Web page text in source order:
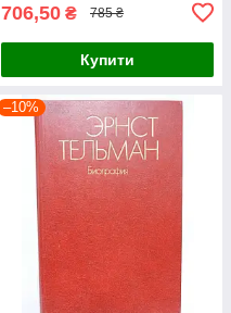
706,50 ₴ 785 ₴
Купити
–10%